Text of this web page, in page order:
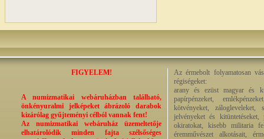
FIGYELEM!
A numizmatikai webáruházban található,
önkényuralmi jelképeket ábrázoló darabok
kizárólag gyűjteményi célból vannak fent!
Az numizmatikai webáruház üzemeltetője
elhatárolódik minden fajta szélsőséges
Az érmebolt folyamatosan
régiségeket:
arany és ezüst magyar és
papírpénzeket,
kötvényeket,
jelvényeket és kitüntetéseket,
okiratokat, kisebb militaria
éremművészet alkotásait,